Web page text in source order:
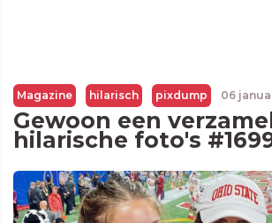
Magazine hilarisch pixdump 06
Gewoon een
hilarische foto's